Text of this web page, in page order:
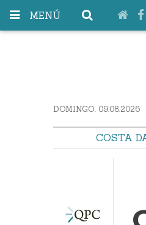
MENÚ
DOMINGO. 09.08.2026
COSTA